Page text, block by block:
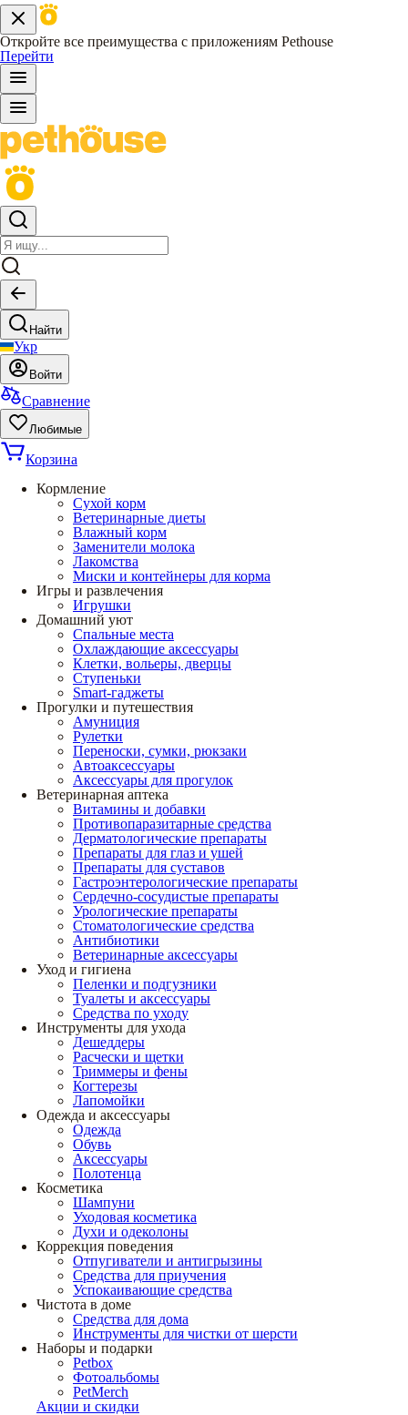
Откройте все преимущества с приложениям Pethouse
Перейти
Найти
Укр
Войти
Сравнение
Любимые
Корзина
Кормление
Сухой корм
Ветеринарные диеты
Влажный корм
Заменители молока
Лакомства
Миски и контейнеры для корма
Игры и развлечения
Игрушки
Домашний уют
Спальные места
Охлаждающие аксессуары
Клетки, вольеры, дверцы
Ступеньки
Smart-гаджеты
Прогулки и путешествия
Амуниция
Рулетки
Переноски, сумки, рюкзаки
Автоаксессуары
Аксессуары для прогулок
Ветеринарная аптека
Витамины и добавки
Противопаразитарные средства
Дерматологические препараты
Препараты для глаз и ушей
Препараты для суставов
Гастроэнтерологические препараты
Сердечно-сосудистые препараты
Урологические препараты
Стоматологические средства
Антибиотики
Ветеринарные аксессуары
Уход и гигиена
Пеленки и подгузники
Туалеты и аксессуары
Средства по уходу
Инструменты для ухода
Дешеддеры
Расчески и щетки
Триммеры и фены
Когтерезы
Лапомойки
Одежда и аксессуары
Одежда
Обувь
Аксессуары
Полотенца
Косметика
Шампуни
Уходовая косметика
Духи и одеколоны
Коррекция поведения
Отпугиватели и антигрызины
Средства для приучения
Успокаивающие средства
Чистота в доме
Средства для дома
Инструменты для чистки от шерсти
Наборы и подарки
Petbox
Фотоальбомы
PetMerch
Акции и скидки